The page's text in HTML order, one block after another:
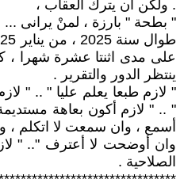
. ولكن أن يترك العقاب ،
" بطحة " بارزة ، لمنْ يرانى ...
على مدى اثنتا عشرة شهرا ،
ينتظر الدور والتقرير .
" لازم طبعا يعلم عليا " .. "
" .. " لازم أكون بعاهة
أسمع ، وان سمعت لا اتكلم ،
وان أوضحت لا أعترف ".. "
الصلاحية .